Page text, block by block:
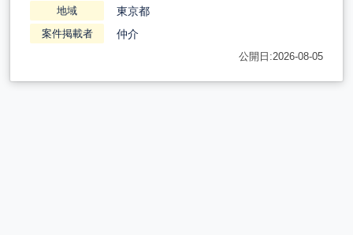
地域 東京都
案件掲載者 仲介
公開日:2026-08-05